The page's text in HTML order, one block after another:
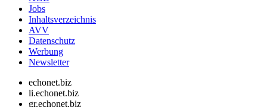
Jobs
Inhaltsverzeichnis
AVV
Datenschutz
Werbung
Newsletter
echonet.biz
li.echonet.biz
gr.echonet.biz